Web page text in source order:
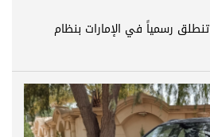
سوزوكي أكروس 2026 تنطلق رسمياً في الإمارات بنظام